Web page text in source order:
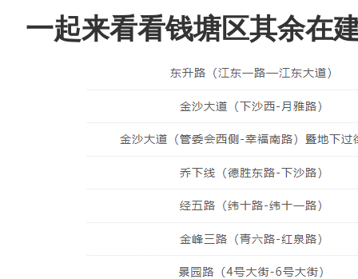
一起来看看钱塘区其余在